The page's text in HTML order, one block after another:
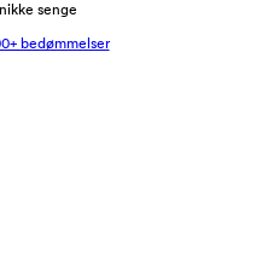
senge
bedømmelser